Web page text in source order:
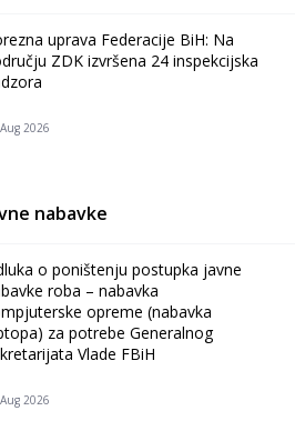
uprava Federacije BiH: Na
ZDK izvršena 24 inspekcijska
2026
nabavke
o poništenju postupka javne
roba – nabavka
opreme (nabavka
za potrebe Generalnog
Vlade FBiH
2026